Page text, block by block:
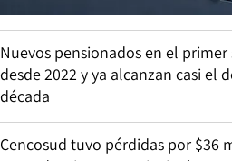
Nuevos pensionados en el
desde 2022 y ya alcanzan casi el
década
Cencosud tuvo pérdidas por $36